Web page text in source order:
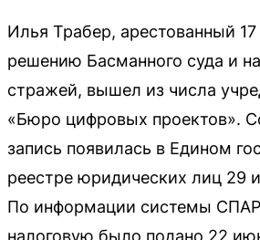
Илья Трабер, арестованный
решению Басманного суда и
стражей, вышел из числа
«Бюро цифровых проектов».
запись появилась в Едином
реестре юридических лиц 29
По информации системы
налоговую было подано 22